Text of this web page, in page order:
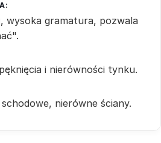
wysoka gramatura, pozwala
i nierówności tynku.
nierówne ściany.